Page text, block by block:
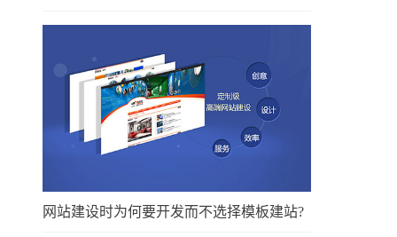
网站建设时为何要开发而不选择模板建站?